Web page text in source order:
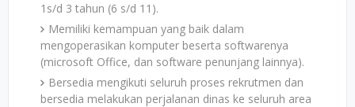
1s/d 3 tahun (6 s/d 11).
Memiliki kemampuan yang baik dalam
mengoperasikan komputer beserta softwarenya
(microsoft Office, dan software penunjang lainnya).
Bersedia mengikuti seluruh proses rekrutmen dan
bersedia melakukan perjalanan dinas ke seluruh area